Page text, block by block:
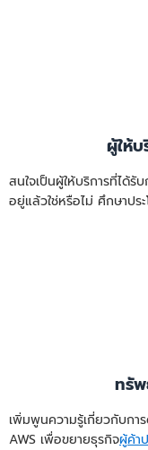
ผู้ให้บ
สนใจเป็นผู้ให้บริการที่ได้รั
อยู่แล้วใช่หรือไม่ ศึกษาปร
ทรั
เพิ่มพูนความรู้เกี่ยวกับการ
AWS เพื่อขยายธุรกิจผู้ค้า